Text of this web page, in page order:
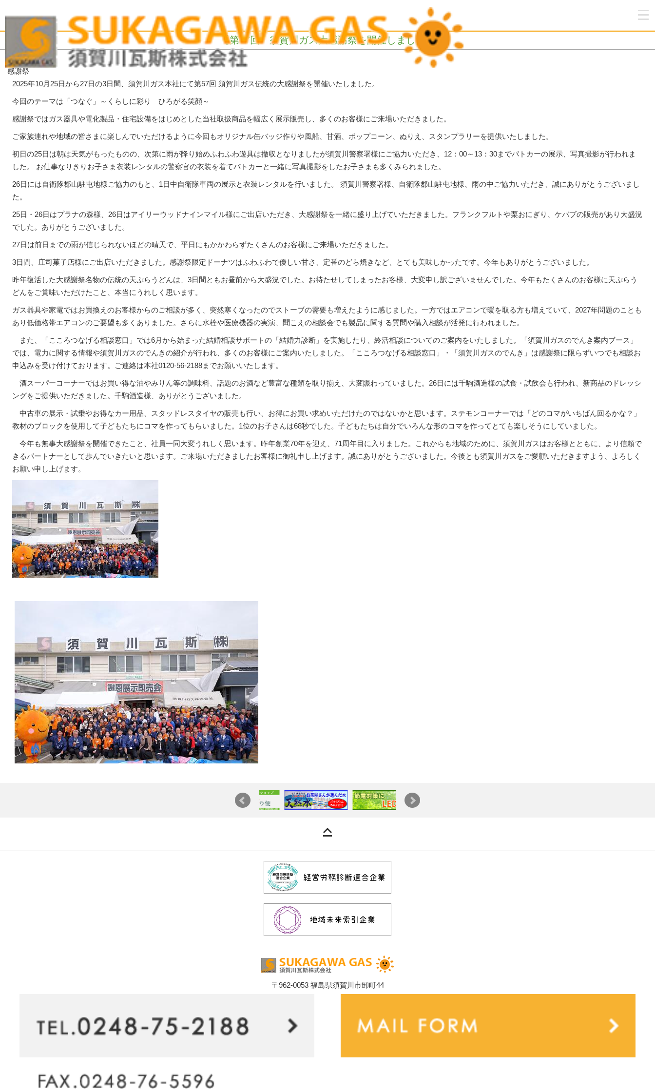
【第57回 須賀川ガス大感謝祭を開催しました】
感謝祭
2025年10月25日から27日の3日間、須賀川ガス本社にて第57回 須賀川ガス伝統の大感謝祭を開催いたしました。
今回のテーマは「つなぐ」～くらしに彩り ひろがる笑顔～
感謝祭ではガス器具や電化製品・住宅設備をはじめとした当社取扱商品を幅広く展示販売し、多くのお客様にご来場いただきました。
ご家族連れや地域の皆さまに楽しんでいただけるように今回もオリジナル缶バッジ作りや風船、甘酒、ポップコーン、ぬりえ、スタンプラリーを提供いたしました。
初日の25日は朝は天気がもったものの、次第に雨が降り始めふわふわ遊具は撤収となりましたが須賀川警察署様にご協力いただき、12：00～13：30までパトカーの展示、写真撮影が行われま
した。 お仕事なりきりお子さま衣装レンタルの警察官の衣装を着てパトカーと一緒に写真撮影をしたお子さまも多くみられました。
26日には自衛隊郡山駐屯地様ご協力のもと、1日中自衛隊車両の展示と衣装レンタルを行いました。 須賀川警察署様、自衛隊郡山駐屯地様、雨の中ご協力いただき、誠にありがとうございまし
た。
25日・26日はプラナの森様、26日はアイリーウッドナインマイル様にご出店いただき、大感謝祭を一緒に盛り上げていただきました。フランクフルトや栗おにぎり、ケバブの販売があり大盛況
でした。ありがとうございました。
27日は前日までの雨が信じられないほどの晴天で、平日にもかかわらずたくさんのお客様にご来場いただきました。
3日間、庄司菓子店様にご出店いただきました。感謝祭限定ドーナツはふわふわで優しい甘さ、定番のどら焼きなど、とても美味しかったです。今年もありがとうございました。
昨年復活した大感謝祭名物の伝統の天ぷらうどんは、3日間ともお昼前から大盛況でした。お待たせしてしまったお客様、大変申し訳ございませんでした。今年もたくさんのお客様に天ぷらう
どんをご賞味いただけたこと、本当にうれしく思います。
ガス器具や家電ではお買換えのお客様からのご相談が多く、突然寒くなったのでストーブの需要も増えたように感じました。一方ではエアコンで暖を取る方も増えていて、2027年問題のことも
あり低価格帯エアコンのご要望も多くありました。さらに水栓や医療機器の実演、聞こえの相談会でも製品に関する質問や購入相談が活発に行われました。
また、「こころつなげる相談窓口」では6月から始まった結婚相談サポートの「結婚力診断」を実施したり、終活相談についてのご案内をいたしました。「須賀川ガスのでんき案内ブース」
では、電力に関する情報や須賀川ガスのでんきの紹介が行われ、多くのお客様にご案内いたしました。「こころつなげる相談窓口」・「須賀川ガスのでんき」は感謝祭に限らずいつでも相談お
申込みを受け付けております。ご連絡は本社0120-56-2188までお願いいたします。
酒スーパーコーナーではお買い得な油やみりん等の調味料、話題のお酒など豊富な種類を取り揃え、大変賑わっていました。26日には千駒酒造様の試食・試飲会も行われ、新商品のドレッシ
ングをご提供いただきました。千駒酒造様、ありがとうございました。
中古車の展示・試乗やお得なカー用品、スタッドレスタイヤの販売も行い、お得にお買い求めいただけたのではないかと思います。ステモンコーナーでは「どのコマがいちばん回るかな？」
教材のブロックを使用して子どもたちにコマを作ってもらいました。1位のお子さんは68秒でした。子どもたちは自分でいろんな形のコマを作ってとても楽しそうにしていました。
今年も無事大感謝祭を開催できたこと、社員一同大変うれしく思います。昨年創業70年を迎え、71周年目に入りました。これからも地域のために、須賀川ガスはお客様とともに、より信頼で
きるパートナーとして歩んでいきたいと思います。ご来場いただきましたお客様に御礼申し上げます。誠にありがとうございました。今後とも須賀川ガスをご愛顧いただきますよう、よろしく
お願い申し上げます。
〒962-0053 福島県須賀川市卸町44